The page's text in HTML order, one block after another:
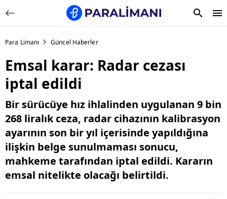
Para Limanı Güncel Haberler
Emsal karar: Radar cezası
iptal edildi
Bir sürücüye hız ihlalinden uygulanan 9 bin
268 liralık ceza, radar cihazının kalibrasyon
ayarının son bir yıl içerisinde yapıldığına
ilişkin belge sunulmaması sonucu,
mahkeme tarafından iptal edildi. Kararın
emsal nitelikte olacağı belirtildi.